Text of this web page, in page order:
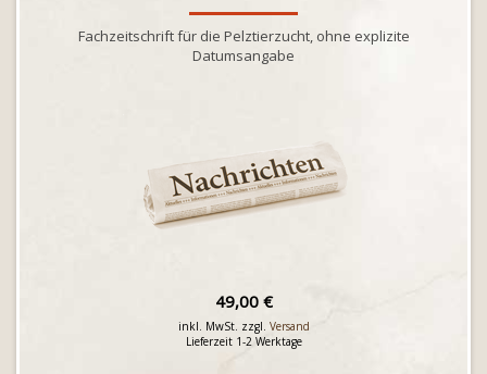
Fachzeitschrift für die Pelztierzucht, ohne explizite
Datumsangabe
49,00 €
inkl. MwSt. zzgl. Versand
Lieferzeit 1-2 Werktage